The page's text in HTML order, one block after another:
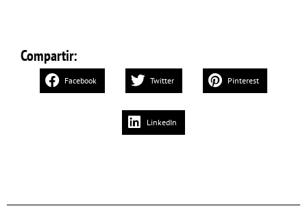
Compartir:
Facebook Twitter Pinterest
LinkedIn